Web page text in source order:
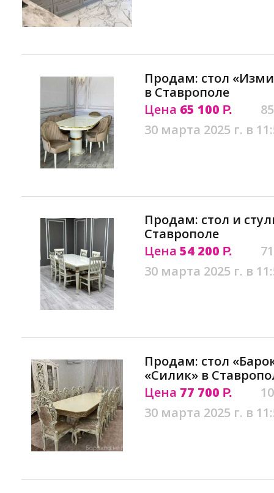
Продам: стол
в Ставрополе
Цена 65 100 Р.
30 марта 2025 г. в
Продам: стол и
Ставрополе
Цена 54 200 Р.
30 марта 2025 г. в
Продам: стол
«Силик» в
Цена 77 700 Р.
30 марта 2025 г. в